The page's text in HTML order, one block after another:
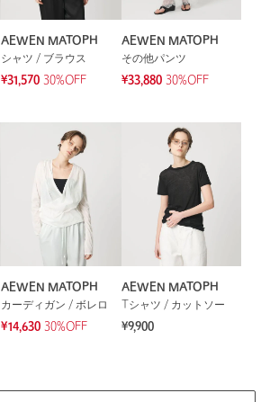
AEWEN MATOPH
シャツ / ブラウス
¥31,570 30%OFF
AEWEN MATOPH
その他パンツ
¥33,880 30%OFF
AEWEN MATOPH
カーディガン / ボレロ
¥14,630 30%OFF
AEWEN MATOPH
Tシャツ / カットソー
¥9,900